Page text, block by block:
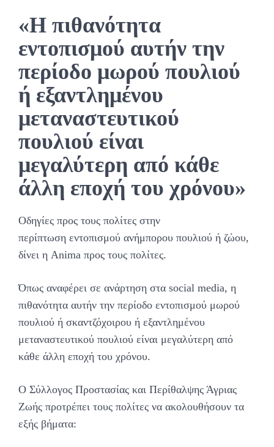
«Η πιθανότητα
εντοπισμού αυτήν την
περίοδο μωρού πουλιού
ή εξαντλημένου
μεταναστευτικού
πουλιού είναι
μεγαλύτερη από κάθε
άλλη εποχή του χρόνου»
Οδηγίες προς τους πολίτες στην
περίπτωση εντοπισμού ανήμπορου πουλιού ή ζώου,
δίνει η Anima προς τους πολίτες.
Όπως αναφέρει σε ανάρτηση στα social media, η
πιθανότητα αυτήν την περίοδο εντοπισμού μωρού
πουλιού ή σκαντζόχοιρου ή εξαντλημένου
μεταναστευτικού πουλιού είναι μεγαλύτερη από
κάθε άλλη εποχή του χρόνου.
Ο Σύλλογος Προστασίας και Περίθαλψης Άγριας
Ζωής προτρέπει τους πολίτες να ακολουθήσουν τα
εξής βήματα: